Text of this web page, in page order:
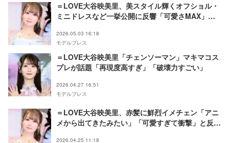
＝LOVE大谷映美里、美スタイル輝くオフショル・
ミニドレスなど一挙公開に反響「可愛さMAX」
2026.05.03 16:18
モデルプレス
＝LOVE大谷映美里「チェンソーマン」マキマコス
プレが話題「再現度高すぎ」「破壊力すごい」
2026.04.27 16:51
モデルプレス
＝LOVE大谷映美里、赤髪に鮮烈イメチェン「アニ
メから出てきたみたい」「可愛すぎて衝撃」と反響
2026.04.25 11:18